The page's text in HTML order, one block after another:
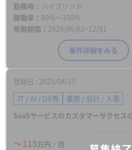
勤務地
ハイブリッド
稼働率
80%〜100%
参画期間
2025/06/02~12/31
案件詳細をみる
登録日 2025/04/25
IT / AI / DX等 業務 / 会計 / 人事
SaaSサービスのカスタマーサクセス
〜115万円／月